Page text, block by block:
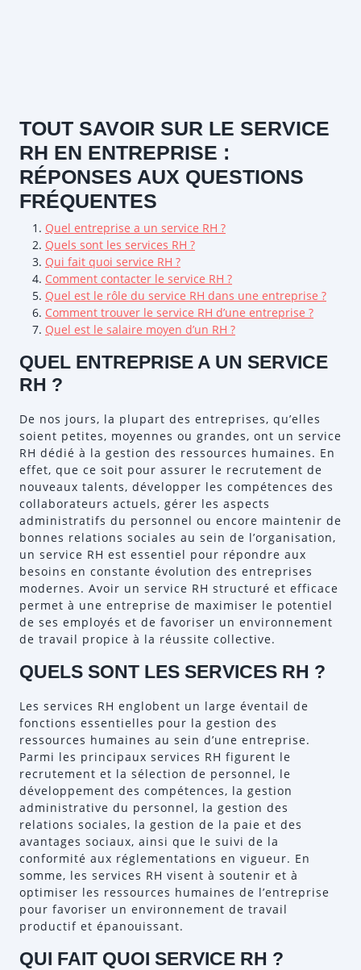
TOUT SAVOIR SUR LE SERVICE
RH EN ENTREPRISE :
RÉPONSES AUX QUESTIONS
FRÉQUENTES
Quel entreprise a un service RH ?
Quels sont les services RH ?
Qui fait quoi service RH ?
Comment contacter le service RH ?
Quel est le rôle du service RH dans une entreprise ?
Comment trouver le service RH d’une entreprise ?
Quel est le salaire moyen d’un RH ?
QUEL ENTREPRISE A UN SERVICE
RH ?
De nos jours, la plupart des entreprises, qu’elles
soient petites, moyennes ou grandes, ont un service
RH dédié à la gestion des ressources humaines. En
effet, que ce soit pour assurer le recrutement de
nouveaux talents, développer les compétences des
collaborateurs actuels, gérer les aspects
administratifs du personnel ou encore maintenir de
bonnes relations sociales au sein de l’organisation,
un service RH est essentiel pour répondre aux
besoins en constante évolution des entreprises
modernes. Avoir un service RH structuré et efficace
permet à une entreprise de maximiser le potentiel
de ses employés et de favoriser un environnement
de travail propice à la réussite collective.
QUELS SONT LES SERVICES RH ?
Les services RH englobent un large éventail de
fonctions essentielles pour la gestion des
ressources humaines au sein d’une entreprise.
Parmi les principaux services RH figurent le
recrutement et la sélection de personnel, le
développement des compétences, la gestion
administrative du personnel, la gestion des
relations sociales, la gestion de la paie et des
avantages sociaux, ainsi que le suivi de la
conformité aux réglementations en vigueur. En
somme, les services RH visent à soutenir et à
optimiser les ressources humaines de l’entreprise
pour favoriser un environnement de travail
productif et épanouissant.
QUI FAIT QUOI SERVICE RH ?